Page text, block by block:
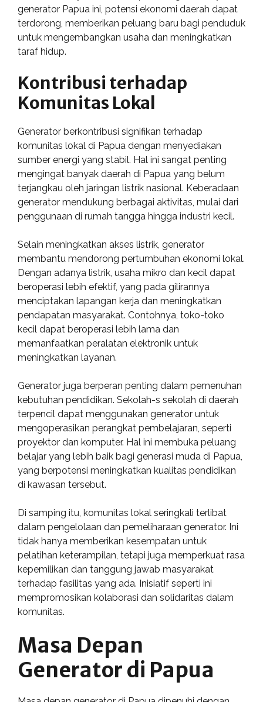
generator Papua ini, potensi ekonomi daerah dapat
terdorong, memberikan peluang baru bagi penduduk
untuk mengembangkan usaha dan meningkatkan
taraf hidup.
Kontribusi terhadap
Komunitas Lokal
Generator berkontribusi signifikan terhadap
komunitas lokal di Papua dengan menyediakan
sumber energi yang stabil. Hal ini sangat penting
mengingat banyak daerah di Papua yang belum
terjangkau oleh jaringan listrik nasional. Keberadaan
generator mendukung berbagai aktivitas, mulai dari
penggunaan di rumah tangga hingga industri kecil.
Selain meningkatkan akses listrik, generator
membantu mendorong pertumbuhan ekonomi lokal.
Dengan adanya listrik, usaha mikro dan kecil dapat
beroperasi lebih efektif, yang pada gilirannya
menciptakan lapangan kerja dan meningkatkan
pendapatan masyarakat. Contohnya, toko-toko
kecil dapat beroperasi lebih lama dan
memanfaatkan peralatan elektronik untuk
meningkatkan layanan.
Generator juga berperan penting dalam pemenuhan
kebutuhan pendidikan. Sekolah-s sekolah di daerah
terpencil dapat menggunakan generator untuk
mengoperasikan perangkat pembelajaran, seperti
proyektor dan komputer. Hal ini membuka peluang
belajar yang lebih baik bagi generasi muda di Papua,
yang berpotensi meningkatkan kualitas pendidikan
di kawasan tersebut.
Di samping itu, komunitas lokal seringkali terlibat
dalam pengelolaan dan pemeliharaan generator. Ini
tidak hanya memberikan kesempatan untuk
pelatihan keterampilan, tetapi juga memperkuat rasa
kepemilikan dan tanggung jawab masyarakat
terhadap fasilitas yang ada. Inisiatif seperti ini
mempromosikan kolaborasi dan solidaritas dalam
komunitas.
Masa Depan
Generator di Papua